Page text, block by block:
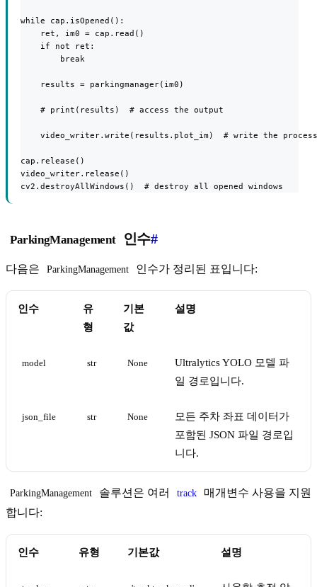
while cap.isOpened():
    ret, im0 = cap.read()
    if not ret:
        break
    results = parkingmanager(im0)
    # print(results)  # access the output
video_writer.write(results.plot_im)  # write the
cap.release()
video_writer.release()
cv2.destroyAllWindows()  # destroy all opened windows
ParkingManagement 인수#
다음은 ParkingManagement 인수가 정리된 표입니다:
인수
유
형
기본
값
설명
model str None
Ultralytics YOLO 모델 파
일 경로입니다.
json_file str None
모든 주차 좌표 데이터가
포함된 JSON 파일 경로입
니다.
ParkingManagement 솔루션은 여러 track
매개변수 사용을 지원
합니다:
인수 유형 기본값 설명